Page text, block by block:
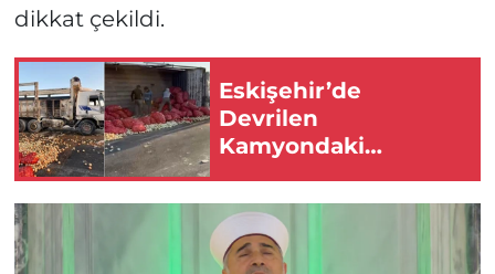
dikkat çekildi.
Eskişehir’de
Devrilen
Kamyondaki
Saçıldı